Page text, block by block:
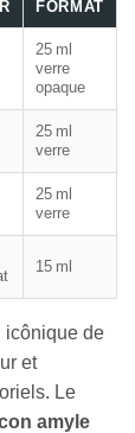
FORMAT
25 ml
verre
opaque
25 ml
verre
25 ml
verre
15 ml
icônique de
et
Le
amyle